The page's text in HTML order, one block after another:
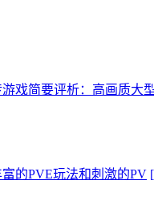
游戏简要评析：高画质大
的PVE玩法和刺激的PV